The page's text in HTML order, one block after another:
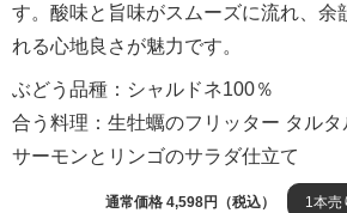
す。酸味と旨味がスムーズに流れ、余
れる心地良さが魅力です。
ぶどう品種：シャルドネ100％
合う料理：生牡蠣のフリッター タル
サーモンとリンゴのサラダ仕立て
通常価格 4,598円（税込） 1本売